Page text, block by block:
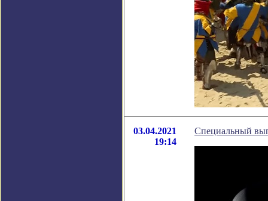
03.04.2021
19:14
Специальный